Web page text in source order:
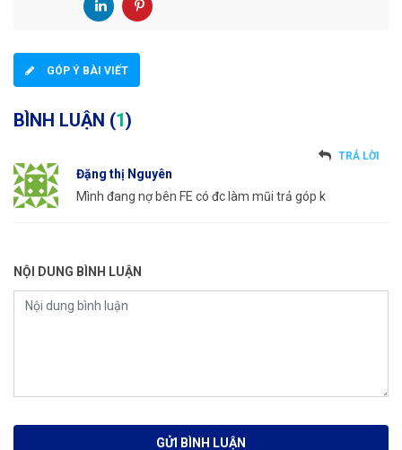
GÓP Ý BÀI VIẾT
BÌNH LUẬN (1)
Đặng thị Nguyên
TRẢ LỜI
Mình đang nợ bên FE có đc làm mũi trả góp k
NỘI DUNG BÌNH LUẬN